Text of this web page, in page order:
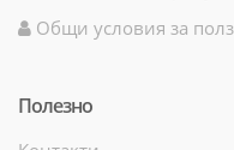
Общи условия за
Полезно